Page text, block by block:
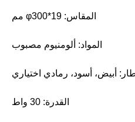
المقاس: φ300*19 مم
المواد: ألومنيوم مصبوب
أبيض، أسود، رمادي اختياري
القدرة: 30 واط